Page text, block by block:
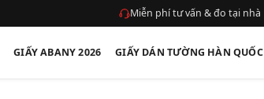
Miễn phí tư vấn & đo tại nhà
GIẤY ABANY 2026 GIẤY DÁN TƯỜNG HÀN QUỐC